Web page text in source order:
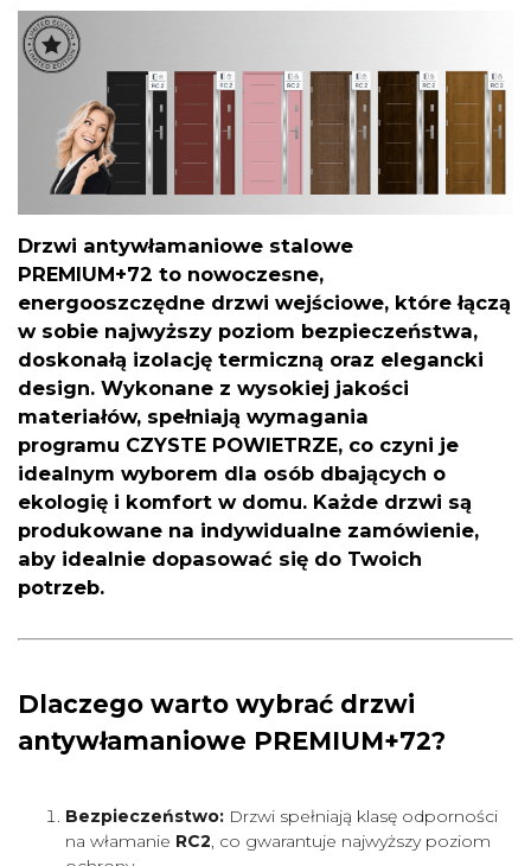
Drzwi antywłamaniowe stalowe
PREMIUM+72 to nowoczesne,
energooszczędne drzwi wejściowe, które łączą
w sobie najwyższy poziom bezpieczeństwa,
doskonałą izolację termiczną oraz elegancki
design. Wykonane z wysokiej jakości
materiałów, spełniają wymagania
programu CZYSTE POWIETRZE, co czyni je
idealnym wyborem dla osób dbających o
ekologię i komfort w domu. Każde drzwi są
produkowane na indywidualne zamówienie,
aby idealnie dopasować się do Twoich
potrzeb.
Dlaczego warto wybrać drzwi
antywłamaniowe PREMIUM+72?
Bezpieczeństwo: Drzwi spełniają klasę odporności
na włamanie RC2, co gwarantuje najwyższy poziom